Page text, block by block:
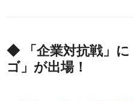
◆ 「企業対抗戦」に
ゴ」が出場！